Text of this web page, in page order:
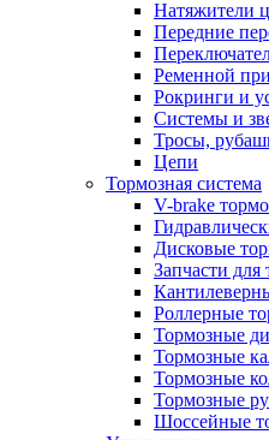
Натяжители
Передние
Ременной
Рокринги и
Системы и
Тросы,
Цепи
Тормозная система
V-brake
Дисковые
Запчасти для
Роллерные
Тормозные
Тормозные
Тормозные
Тормозные
Шоссейные